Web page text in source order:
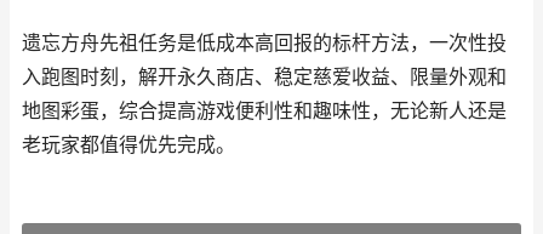
遗忘方舟先祖任务是低成本高回报的标杆方法，一次性投
入跑图时刻，解开永久商店、稳定慈爱收益、限量外观和
地图彩蛋，综合提高游戏便利性和趣味性，无论新人还是
老玩家都值得优先完成。